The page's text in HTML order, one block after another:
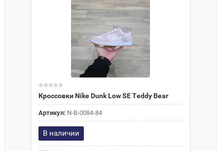
Кроссовки Nike Dunk Low SE Teddy Bear
Артикул: N-В-0084-84
В наличии